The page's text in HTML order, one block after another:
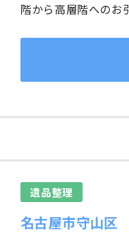
階から高層階へのお
遺品整理
名古屋市守山